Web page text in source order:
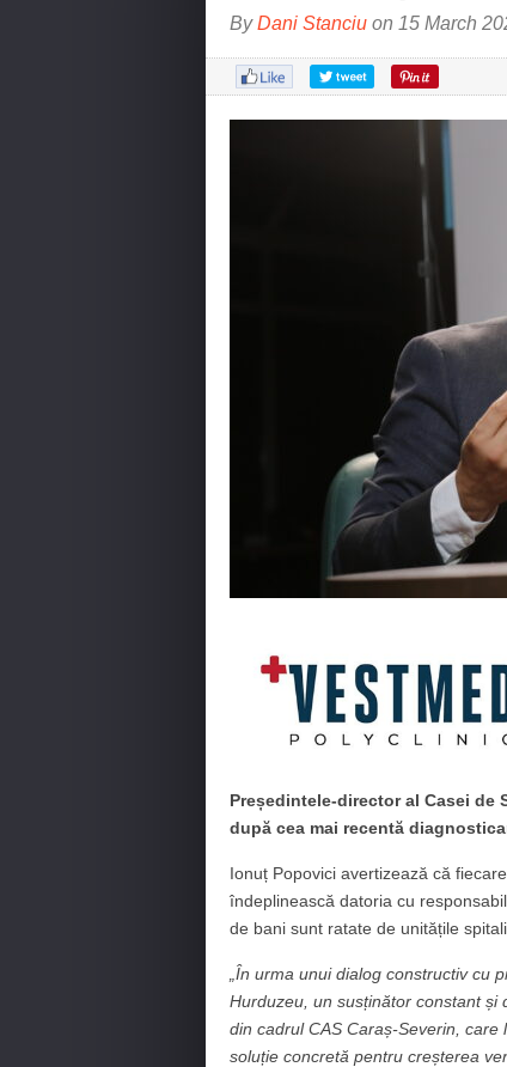
ByDani Stanciu on 15 March
Președintele-director al Casei de
după cea mai recentă
Ionuț Popovici avertizează că
îndeplinească datoria cu
de bani sunt ratate de unitățile
„În urma unui dialog constructiv cu
Hurduzeu, un susținător constant și
din cadrul CAS Caraș-Severin,
soluție concretă pentru creșterea